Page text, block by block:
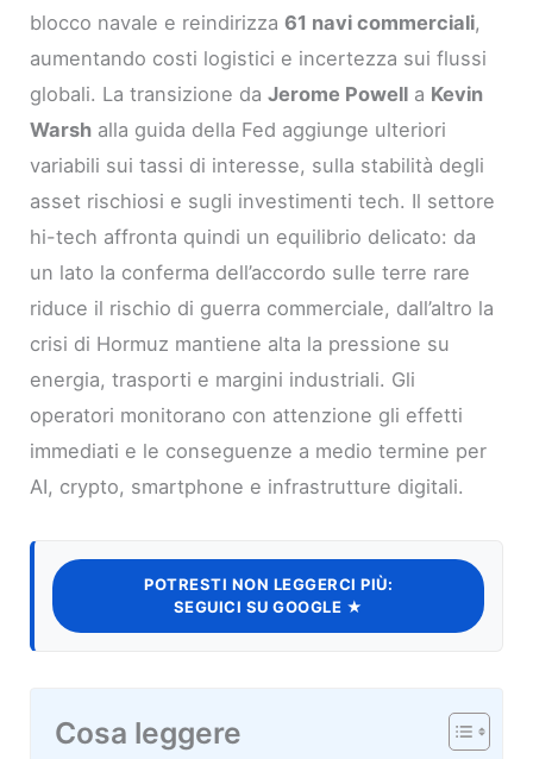
blocco navale e reindirizza61 navi commerciali,
aumentando costi logistici e incertezza sui flussi
globali. La transizione daJerome Powell a Kevin
Warsh alla guida della Fed aggiunge ulteriori
variabili sui tassi di interesse, sulla stabilità degli
asset rischiosi e sugli investimenti tech. Il settore
hi-tech affronta quindi un equilibrio delicato: da
un lato la conferma dell’accordo sulle terre rare
riduce il rischio di guerra commerciale, dall’altro la
crisi di Hormuz mantiene alta la pressione su
energia, trasporti e margini industriali. Gli
operatori monitorano con attenzione gli effetti
immediati e le conseguenze a medio termine per
AI, crypto, smartphone e infrastrutture digitali.
POTRESTI NON LEGGERCI PIÙ:
SEGUICI SU GOOGLE ★
Cosa leggere